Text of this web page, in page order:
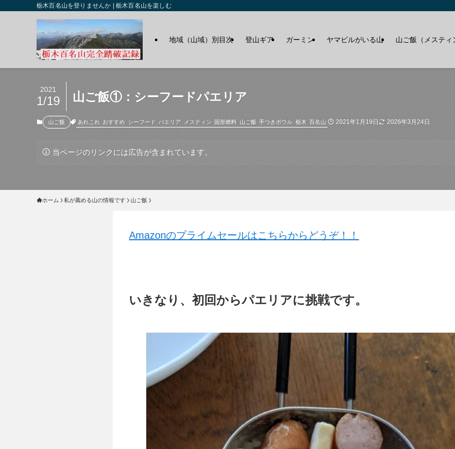
栃木百名山を登りませんか | 栃木百名山を楽しむ
地域（山域）別目次 登山ギア ガーミン ヤマビルがいる山 山ご飯（メスティ
山ご飯①：シーフードパエリア
2021
1/19
山ご飯 あれこれ おすすめ シーフード パエリア メスティン 固形燃料 山ご飯 手つきボウル 栃木 百名山 2021年1月19日 2026年3月24日
当ページのリンクには広告が含まれています。
ホーム 私が薦める山の情報です 山ご飯
Amazonのプライムセールはこちらからどうぞ！！
いきなり、初回からパエリアに挑戦です。